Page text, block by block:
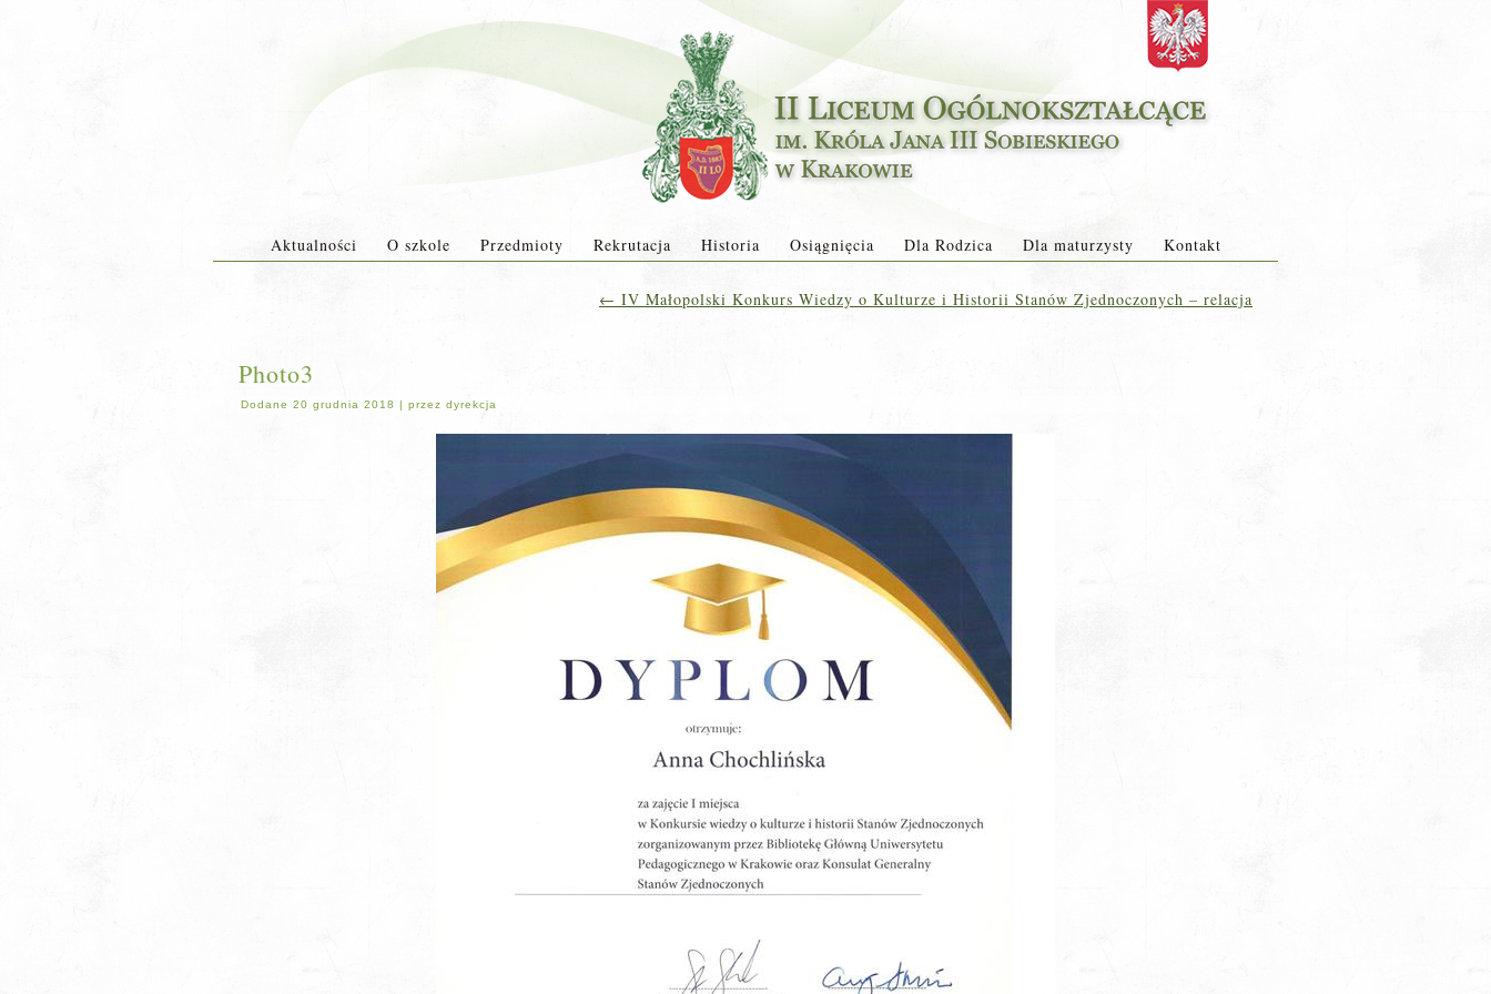
Aktualności O szkole Przedmioty Rekrutacja Historia Osiągnięcia Dla Rodzica Dla maturzysty Kontakt
← IV Małopolski Konkurs Wiedzy o Kulturze i Historii Stanów Zjednoczonych – relacja
Photo3
Dodane 20 grudnia 2018 | przez dyrekcja